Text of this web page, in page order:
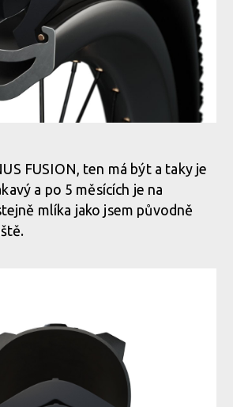
Insert Tubeless Tannus 29 x 2 10 2
Insert Tubeless Tannus 29 x 2 10 2
FUSION, ten má být a taky je
a po 5 měsících je na
mlíka jako jsem původně